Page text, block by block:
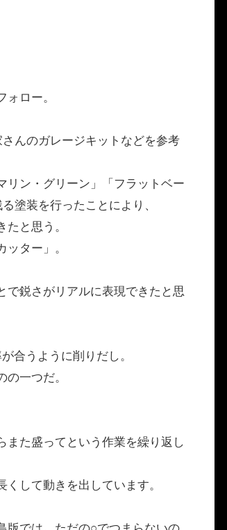
ロー。
んのガレージキットなどを参考
リン・グリーン」「フラットベー
塗装を行ったことにより、
と思う。
ター」。
で鋭さがリアルに表現できたと思
合うように削りだし。
一つだ。
また盛ってという作業を繰り返し
して動きを出しています。